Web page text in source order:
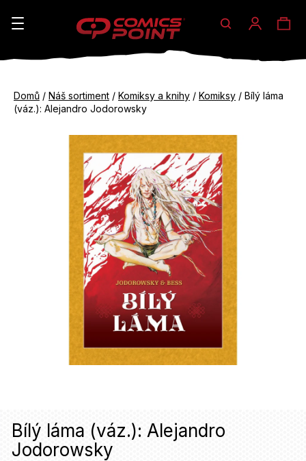
Hledat
Domů / Náš sortiment / Komiksy a knihy / Komiksy / Bílý láma
(váz.): Alejandro Jodorowsky
Bílý láma (váz.): Alejandro
Jodorowsky
K
do
do
n
a